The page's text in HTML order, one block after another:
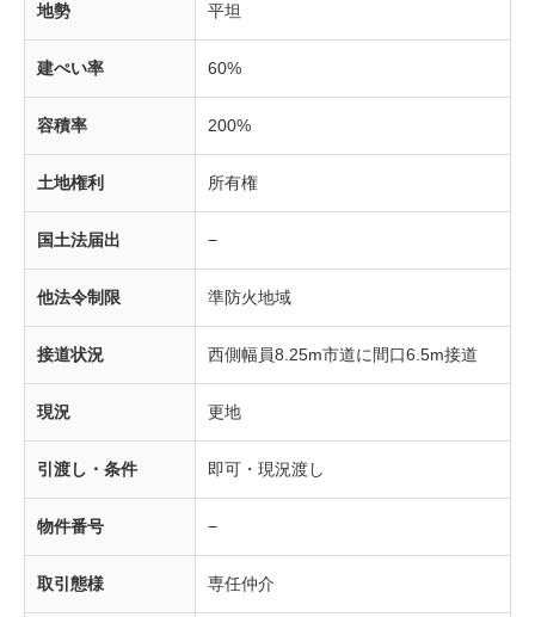
地勢 平坦
建ぺい率 60%
容積率 200%
土地権利 所有権
国土法届出 −
他法令制限 準防火地域
接道状況 西側幅員8.25m市道に間口6.5m接道
現況 更地
引渡し・条件 即可・現況渡し
物件番号 −
取引態様 専任仲介